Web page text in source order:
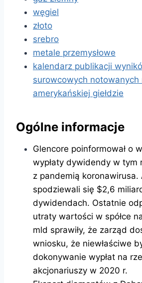
węgiel
złoto
srebro
metale przemysłowe
kalendarz publikacji
surowcowych notowanych
amerykańskiej giełdzie
Ogólne informacje
Glencore poinformował o
wypłaty dywidendy w tym
z pandemią koronawirusa.
spodziewali się $2,6
dywidendach. Ostatnie
utraty wartości w spółce
mld sprawiły, że zarząd
wniosku, że niewłaściwe
dokonywanie wypłat na
akcjonariuszy w 2020 r.